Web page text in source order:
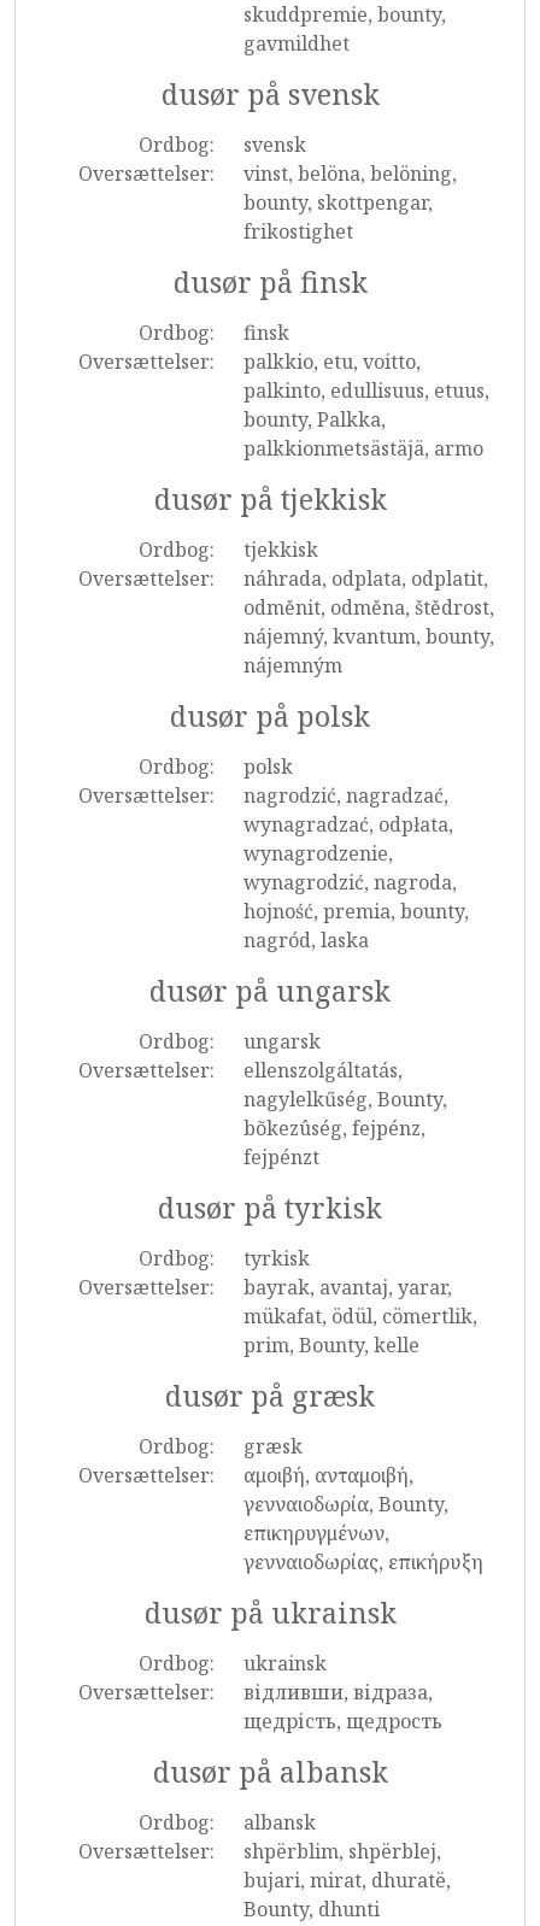
skuddpremie, bounty,
gavmildhet
dusør på svensk
Ordbog:
svensk
Oversættelser:
vinst, belöna, belöning,
bounty, skottpengar,
frikostighet
dusør på finsk
Ordbog:
finsk
Oversættelser:
palkkio, etu, voitto,
palkinto, edullisuus, etuus,
bounty, Palkka,
palkkionmetsästäjä, armo
dusør på tjekkisk
Ordbog:
tjekkisk
Oversættelser:
náhrada, odplata, odplatit,
odměnit, odměna, štědrost,
nájemný, kvantum, bounty,
nájemným
dusør på polsk
Ordbog:
polsk
Oversættelser:
nagrodzić, nagradzać,
wynagradzać, odpłata,
wynagrodzenie,
wynagrodzić, nagroda,
hojność, premia, bounty,
nagród, laska
dusør på ungarsk
Ordbog:
ungarsk
Oversættelser:
ellenszolgáltatás,
nagylelkűség, Bounty,
bõkezûség, fejpénz,
fejpénzt
dusør på tyrkisk
Ordbog:
tyrkisk
Oversættelser:
bayrak, avantaj, yarar,
mükafat, ödül, cömertlik,
prim, Bounty, kelle
dusør på græsk
Ordbog:
græsk
Oversættelser:
αμοιβή, ανταμοιβή,
γενναιοδωρία, Bounty,
επικηρυγμένων,
γενναιοδωρίας, επικήρυξη
dusør på ukrainsk
Ordbog:
ukrainsk
Oversættelser:
відливши, відраза,
щедрість, щедрость
dusør på albansk
Ordbog:
albansk
Oversættelser:
shpërblim, shpërblej,
bujari, mirat, dhuratë,
Bounty, dhunti